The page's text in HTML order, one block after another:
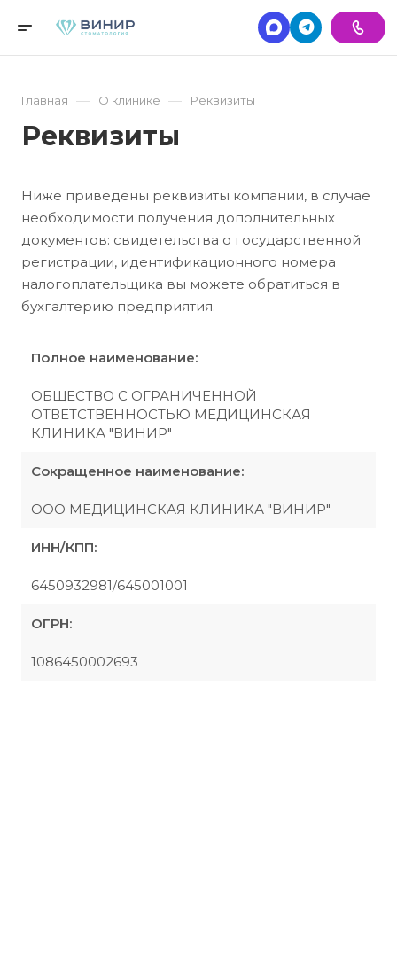
Главная — О клинике — Реквизиты
Реквизиты
Ниже приведены реквизиты компании, в случае
необходимости получения дополнительных
документов: свидетельства о государственной
регистрации, идентификационного номера
налогоплательщика вы можете обратиться в
бухгалтерию предприятия.
Полное наименование:
ОБЩЕСТВО С ОГРАНИЧЕННОЙ
ОТВЕТСТВЕННОСТЬЮ МЕДИЦИНСКАЯ
КЛИНИКА "ВИНИР"
Сокращенное наименование:
ООО МЕДИЦИНСКАЯ КЛИНИКА "ВИНИР"
ИНН/КПП:
6450932981/645001001
ОГРН:
1086450002693